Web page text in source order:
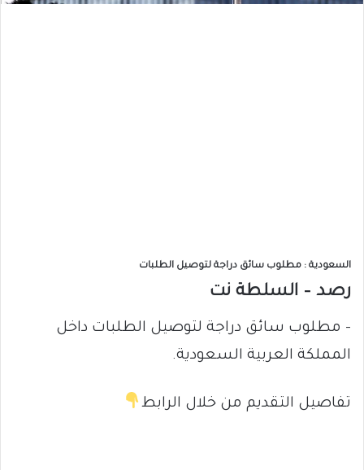
السعودية : مطلوب سائق دراجة لتوصيل الطلبات
رصد – السلطة نت
– مطلوب سائق دراجة لتوصيل الطلبات داخل
المملكة العربية السعودية.
تفاصيل التقديم من خلال الرابط